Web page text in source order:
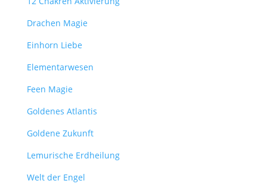
Drachen Magie
Einhorn Liebe
Elementarwesen
Feen Magie
Goldenes Atlantis
Goldene Zukunft
Lemurische Erdheilung
Welt der Engel